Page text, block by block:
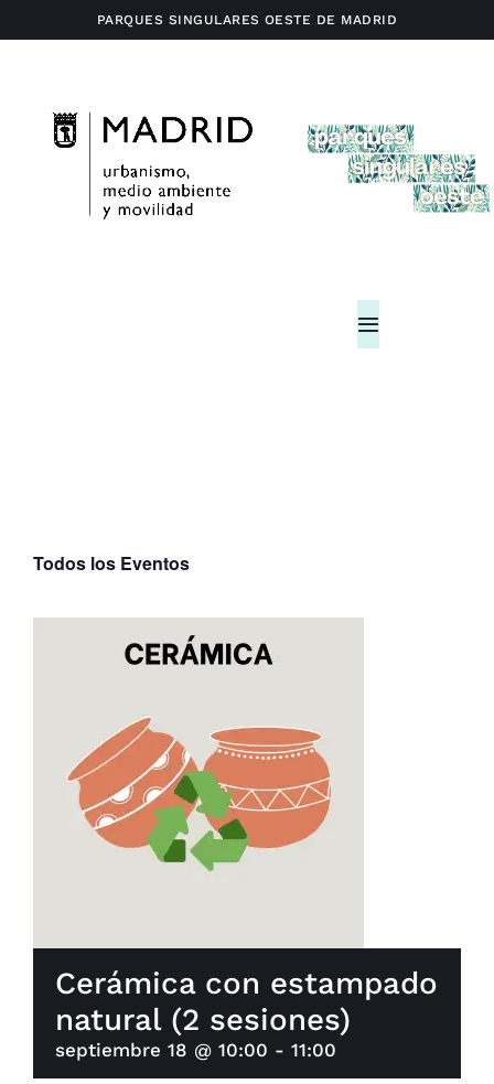
al
PARQUES SINGULARES OESTE DE MADRID
Toggle
Galería
Emergencias
Contacto
Todos los Eventos
Cerámica con estampado
natural (2 sesiones)
septiembre 18 @ 10:00 - 11:00